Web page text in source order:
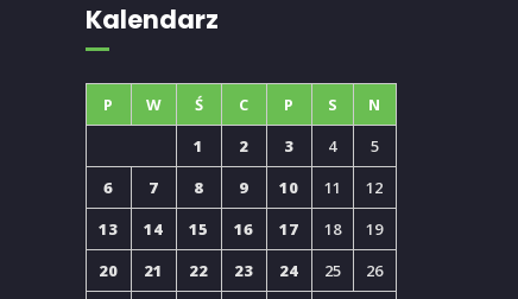
Kalendarz
P W Ś C P S N
1 2 3 4
5
6
7 8 9 10 11
12
13
14 15 16 17 18
19
20
21 22 23 24 25
26